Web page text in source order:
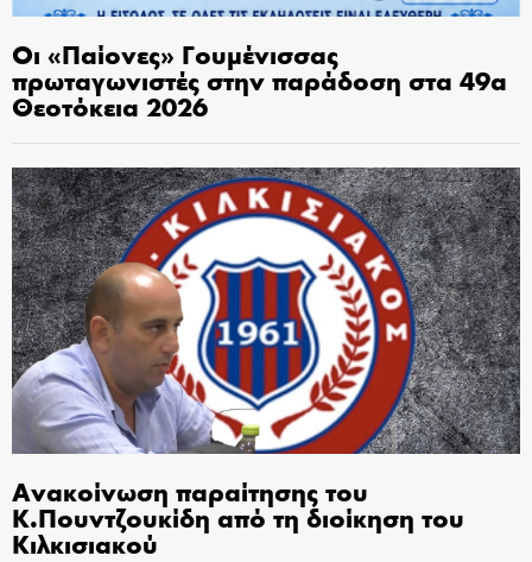
Οι «Παίονες» Γουμένισσας
πρωταγωνιστές στην παράδοση στα 49α
Θεοτόκεια 2026
Ανακοίνωση παραίτησης του
Κ.Πουντζουκίδη από τη διοίκηση του
Κιλκισιακού